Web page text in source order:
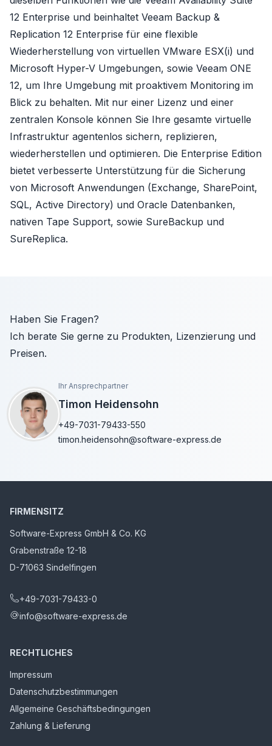
12 Enterprise und beinhaltet Veeam Backup &
Replication 12 Enterprise für eine flexible
Wiederherstellung von virtuellen VMware ESX(i) und
Microsoft Hyper-V Umgebungen, sowie Veeam ONE
12, um Ihre Umgebung mit proaktivem Monitoring im
Blick zu behalten. Mit nur einer Lizenz und einer
zentralen Konsole können Sie Ihre gesamte virtuelle
Infrastruktur agentenlos sichern, replizieren,
wiederherstellen und optimieren. Die Enterprise Edition
bietet verbesserte Unterstützung für die Sicherung
von Microsoft Anwendungen (Exchange, SharePoint,
SQL, Active Directory) und Oracle Datenbanken,
nativen Tape Support, sowie SureBackup und
SureReplica.
Haben Sie Fragen?
Ich berate Sie gerne zu Produkten, Lizenzierung und
Preisen.
Ihr Ansprechpartner
Timon Heidensohn
+49-7031-79433-550
timon.heidensohn@software-express.de
FIRMENSITZ
Software-Express GmbH & Co. KG
Grabenstraße 12-18
D-71063 Sindelfingen
+49-7031-79433-0
info@software-express.de
RECHTLICHES
Impressum
Datenschutzbestimmungen
Allgemeine Geschäftsbedingungen
Zahlung & Lieferung